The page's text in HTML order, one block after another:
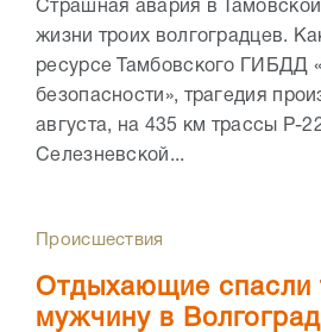
Страшная авария в
жизни троих волгоградцев.
ресурсе Тамбовского ГИБДД
безопасности», трагедия
августа, на 435 км трассы Р-
Селезневской...
Происшествия
Отдыхающие спасли
мужчину в